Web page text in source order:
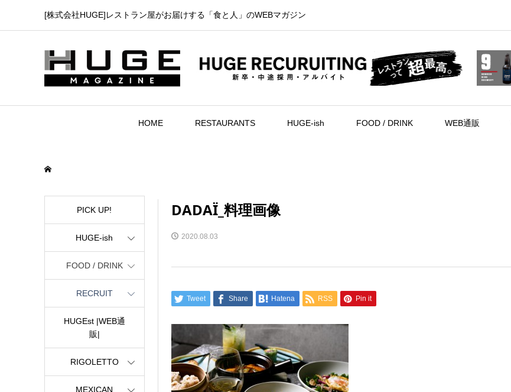
[株式会社HUGE]レストラン屋がお届けする「食と人」のWEBマガジン
HOME RESTAURANTS HUGE-ish FOOD / DRINK WEB通販
DADAÏ_料理画像
2020.08.03
Tweet Share Hatena RSS Pin it
PICK UP!
HUGE-ish
FOOD / DRINK
RECRUIT
HUGEst |WEB通
販|
RIGOLETTO
MEXICAN